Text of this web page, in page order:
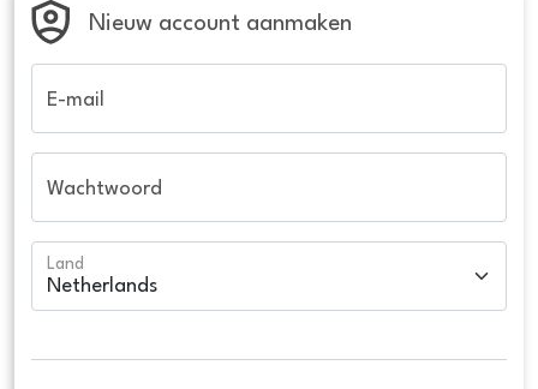
Nieuw account aanmaken
E-mail
Wachtwoord
Land